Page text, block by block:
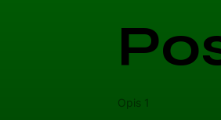
Opis 1